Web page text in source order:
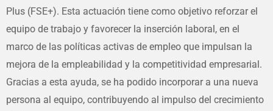
Plus (FSE+). Esta actuación tiene como objetivo reforzar el
equipo de trabajo y favorecer la inserción laboral, en el
marco de las políticas activas de empleo que impulsan la
mejora de la empleabilidad y la competitividad empresarial.
Gracias a esta ayuda, se ha podido incorporar a una nueva
persona al equipo, contribuyendo al impulso del crecimiento